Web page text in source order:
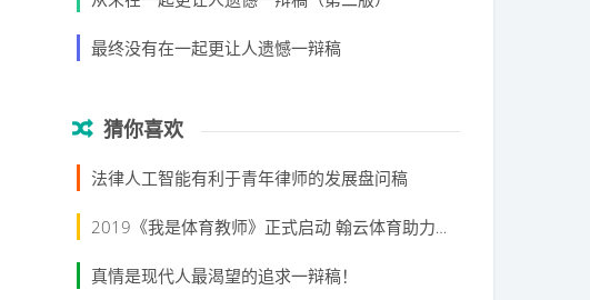
最终没有在一起更让人遗憾一辩稿
猜你喜欢
法律人工智能有利于青年律师的发展盘问稿
2019《我是体育教师》正式启动 翰云体育助力体育教学经验推广与传授
真情是现代人最渴望的追求一辩稿！